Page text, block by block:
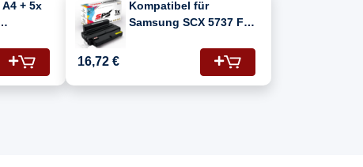
+ 5x
FWD
Toner
Kompatibel für
Samsung SCX 5737 FWD
Toner-Kartusche
16,72 €